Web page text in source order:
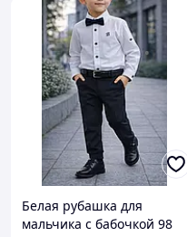
Белая рубашка для
мальчика с бабочкой 98